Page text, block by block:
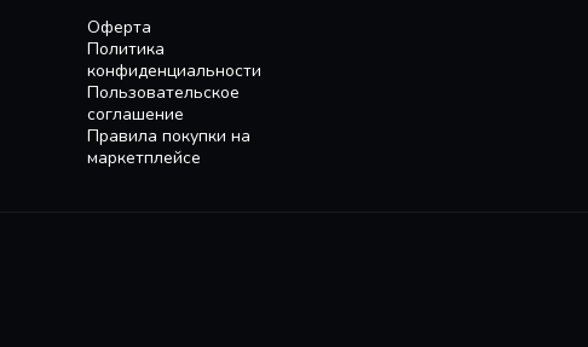
Оферта
Политика
конфиденциальности
Пользовательское
соглашение
Правила покупки на
маркетплейсе